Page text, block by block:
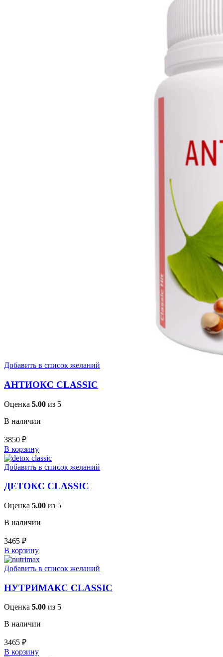
Добавить в список желаний
АНТИОКС CLASSIC
Оценка 5.00 из 5
В наличии
3850 ₽
В корзину
Добавить в список желаний
ДЕТОКС CLASSIC
Оценка 5.00 из 5
В наличии
3465 ₽
В корзину
Добавить в список желаний
НУТРИМАКС CLASSIC
Оценка 5.00 из 5
В наличии
3465 ₽
В корзину